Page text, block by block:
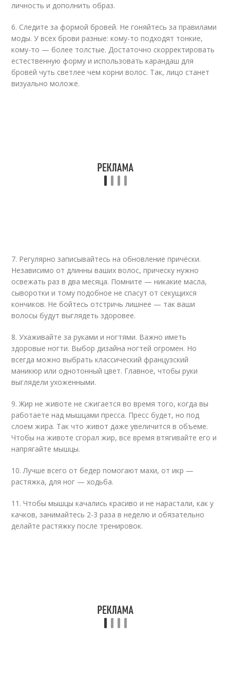
личность и дополнить образ.
6. Следите за формой бровей. Не гоняйтесь за правилами
моды. У всех брови разные: кому-то подходят тонкие,
кому-то — более толстые. Достаточно скорректировать
естественную форму и использовать карандаш для
бровей чуть светлее чем корни волос. Так, лицо станет
визуально моложе.
7. Регулярно записывайтесь на обновление причёски.
Независимо от длинны ваших волос, прическу нужно
освежать раз в два месяца. Помните — никакие масла,
сыворотки и тому подобное не спасут от секущихся
кончиков. Не бойтесь отстричь лишнее — так ваши
волосы будут выглядеть здоровее.
8. Ухаживайте за руками и ногтями. Важно иметь
здоровые ногти. Выбор дизайна ногтей огромен. Но
всегда можно выбрать классический французский
маникюр или однотонный цвет. Главное, чтобы руки
выглядели ухоженными.
9. Жир не животе не сжигается во время того, когда вы
работаете над мышцами пресса. Пресс будет, но под
слоем жира. Так что живот даже увеличится в объеме.
Чтобы на животе сгорал жир, все время втягивайте его и
напрягайте мышцы.
10. Лучше всего от бедер помогают махи, от икр —
растяжка, для ног — ходьба.
11. Чтобы мышцы качались красиво и не нарастали, как у
качков, занимайтесь 2-3 раза в неделю и обязательно
делайте растяжку после тренировок.